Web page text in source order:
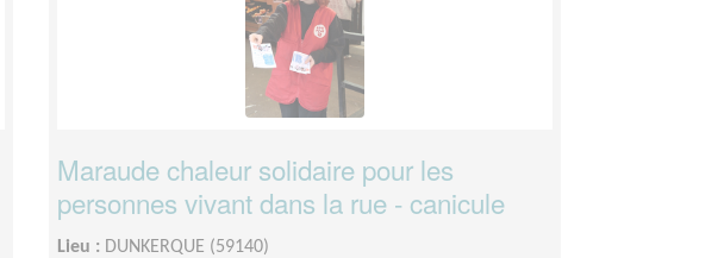
Maraude chaleur solidaire pour les
personnes vivant dans la rue - canicule
Lieu : DUNKERQUE (59140)